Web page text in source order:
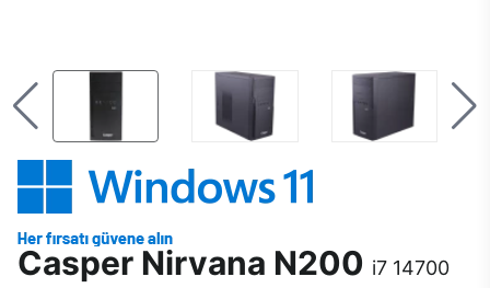
Casper Nirvana N200 i7 14700